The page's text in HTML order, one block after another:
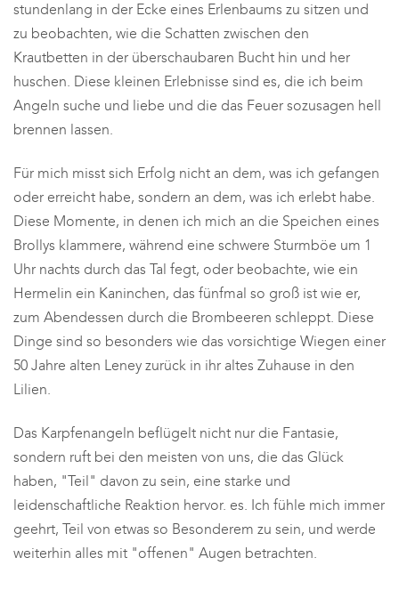
stundenlang in der Ecke eines Erlenbaums zu sitzen und
zu beobachten, wie die Schatten zwischen den
Krautbetten in der überschaubaren Bucht hin und her
huschen. Diese kleinen Erlebnisse sind es, die ich beim
Angeln suche und liebe und die das Feuer sozusagen hell
brennen lassen.
Für mich misst sich Erfolg nicht an dem, was ich gefangen
oder erreicht habe, sondern an dem, was ich erlebt habe.
Diese Momente, in denen ich mich an die Speichen eines
Brollys klammere, während eine schwere Sturmböe um 1
Uhr nachts durch das Tal fegt, oder beobachte, wie ein
Hermelin ein Kaninchen, das fünfmal so groß ist wie er,
zum Abendessen durch die Brombeeren schleppt. Diese
Dinge sind so besonders wie das vorsichtige Wiegen einer
50 Jahre alten Leney zurück in ihr altes Zuhause in den
Lilien.
Das Karpfenangeln beflügelt nicht nur die Fantasie,
sondern ruft bei den meisten von uns, die das Glück
haben, "Teil" davon zu sein, eine starke und
leidenschaftliche Reaktion hervor. es. Ich fühle mich immer
geehrt, Teil von etwas so Besonderem zu sein, und werde
weiterhin alles mit "offenen" Augen betrachten.